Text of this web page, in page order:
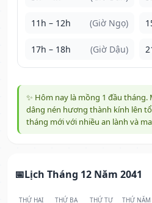
11h – 12h (Giờ Ngọ)
17h – 18h (Giờ Dậu)
✨ Hôm nay là mồng 1 đầu
dâng nén hương thành kính lên
tháng mới với nhiều an lành và
Lịch Tháng 12 Năm 2041
THỨ HAI THỨ BA THỨ TƯ THỨ NĂM